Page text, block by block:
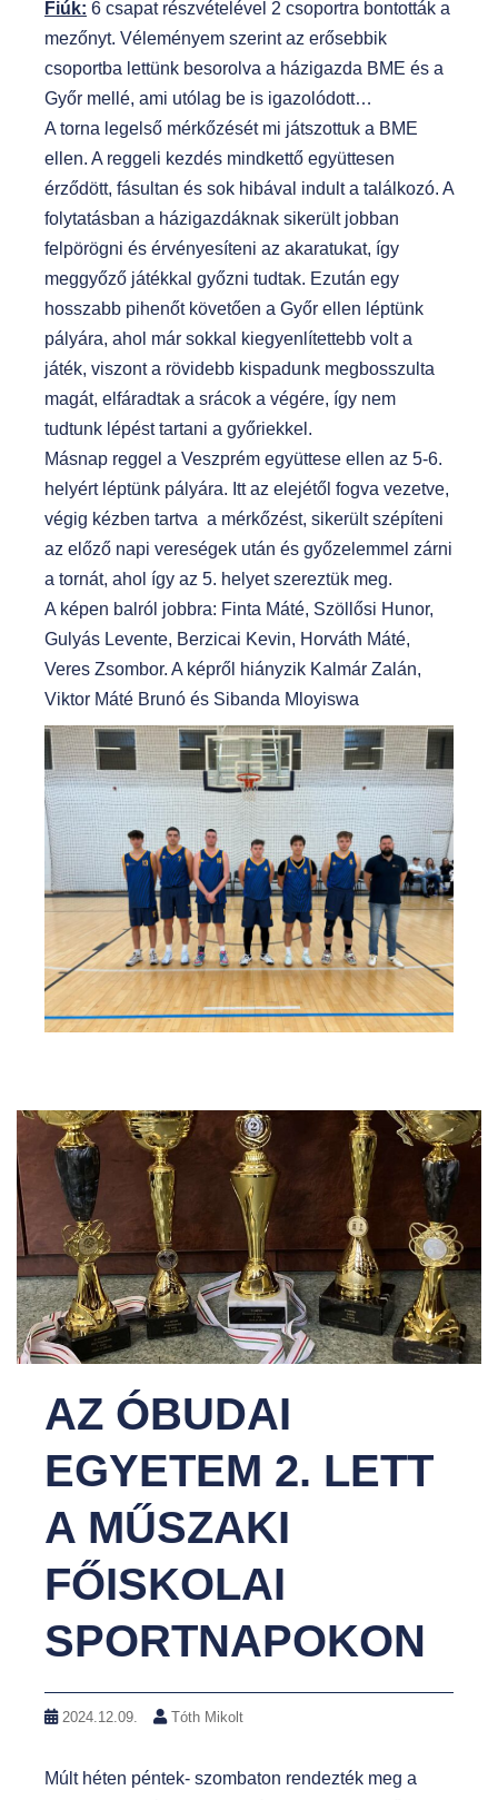
Fiúk: 6 csapat részvételével 2 csoportra bontották a
mezőnyt. Véleményem szerint az erősebbik
csoportba lettünk besorolva a házigazda BME és a
Győr mellé, ami utólag be is igazolódott…
A torna legelső mérkőzését mi játszottuk a BME
ellen. A reggeli kezdés mindkettő együttesen
érződött, fásultan és sok hibával indult a találkozó. A
folytatásban a házigazdáknak sikerült jobban
felpörögni és érvényesíteni az akaratukat, így
meggyőző játékkal győzni tudtak. Ezután egy
hosszabb pihenőt követően a Győr ellen léptünk
pályára, ahol már sokkal kiegyenlítettebb volt a
játék, viszont a rövidebb kispadunk megbosszulta
magát, elfáradtak a srácok a végére, így nem
tudtunk lépést tartani a győriekkel.
Másnap reggel a Veszprém együttese ellen az 5-6.
helyért léptünk pályára. Itt az elejétől fogva vezetve,
végig kézben tartva a mérkőzést, sikerült szépíteni
az előző napi vereségek után és győzelemmel zárni
a tornát, ahol így az 5. helyet szereztük meg.
A képen balról jobbra: Finta Máté, Szöllősi Hunor,
Gulyás Levente, Berzicai Kevin, Horváth Máté,
Veres Zsombor. A képről hiányzik Kalmár Zalán,
Viktor Máté Brunó és Sibanda Mloyiswa
AZ ÓBUDAI
EGYETEM 2. LETT
A MŰSZAKI
FŐISKOLAI
SPORTNAPOKON
2024.12.09. Tóth Mikolt
Múlt héten péntek- szombaton rendezték meg a